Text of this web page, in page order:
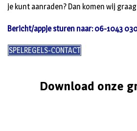
je kunt aanraden? Dan komen wij
Bericht/appje sturen naar: 06-1043
SPELREGELS-CONTACT
Download onze